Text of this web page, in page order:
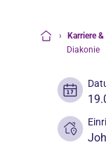
› Karriere
Diakonie